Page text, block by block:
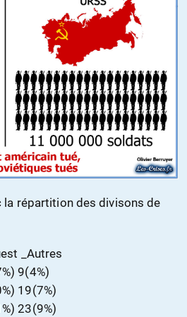
la répartition des divisons de
_Autres
9(4%)
19(7%)
23(9%)